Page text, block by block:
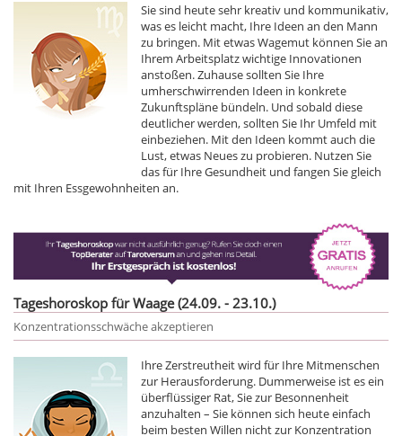
Sie sind heute sehr kreativ und kommunikativ,
was es leicht macht, Ihre Ideen an den Mann
zu bringen. Mit etwas Wagemut können Sie an
Ihrem Arbeitsplatz wichtige Innovationen
anstoßen. Zuhause sollten Sie Ihre
umherschwirrenden Ideen in konkrete
Zukunftspläne bündeln. Und sobald diese
deutlicher werden, sollten Sie Ihr Umfeld mit
einbeziehen. Mit den Ideen kommt auch die
Lust, etwas Neues zu probieren. Nutzen Sie
das für Ihre Gesundheit und fangen Sie gleich
mit Ihren Essgewohnheiten an.
Tageshoroskop für Waage (24.09. - 23.10.)
Konzentrationsschwäche akzeptieren
Ihre Zerstreutheit wird für Ihre Mitmenschen
zur Herausforderung. Dummerweise ist es ein
überflüssiger Rat, Sie zur Besonnenheit
anzuhalten – Sie können sich heute einfach
beim besten Willen nicht zur Konzentration